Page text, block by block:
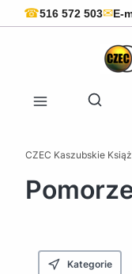
☎516 572 503✉E-
Otwórz
CZEC Kaszubskie
Kategorie